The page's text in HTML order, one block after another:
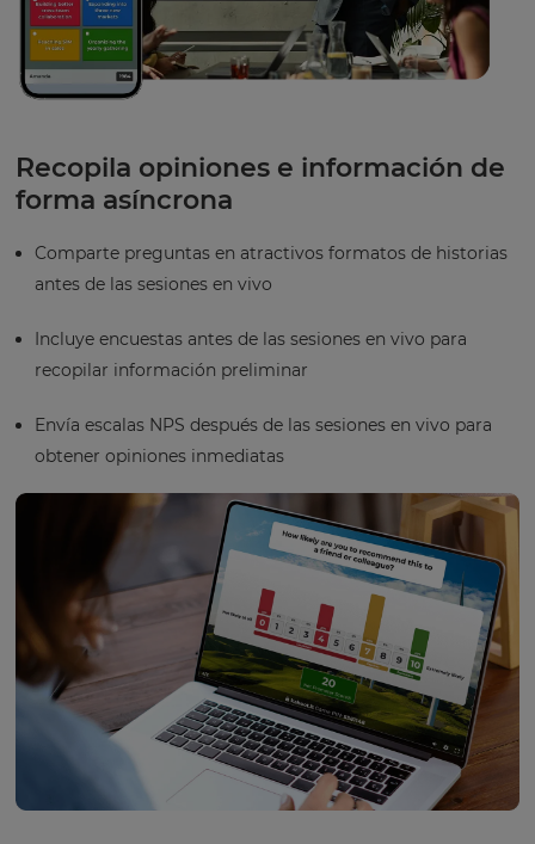
Recopila opiniones e información de
forma asíncrona
Comparte preguntas en atractivos formatos de historias
antes de las sesiones en vivo
Incluye encuestas antes de las sesiones en vivo para
recopilar información preliminar
Envía escalas NPS después de las sesiones en vivo para
obtener opiniones inmediatas